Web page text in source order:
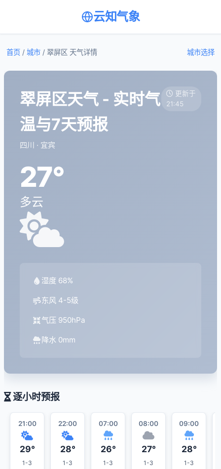
云知气象
城市选择
首页 / 城市 / 翠屏区 天气详情
翠屏区天气 - 实时气
温与7天预报
四川 · 宜宾
更新于
21:45
27°
多云
湿度 68%
东风 4-5级
气压 950hPa
降水 0mm
逐小时预报
21:00
29°
1-3
22:00
28°
1-3
07:00
26°
1-3
08:00
27°
1-3
09:00
28°
1-3